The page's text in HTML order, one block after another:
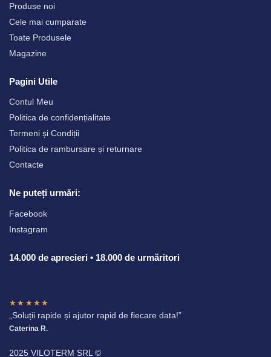
Produse noi
Cele mai cumparate
Toate Produsele
Magazine
Pagini Utile
Contul Meu
Politica de confidențialitate
Termeni și Condiții
Politica de rambursare și returnare
Contacte
Ne puteți urmări:
Facebook
Instagram
14.000 de aprecieri • 18.000 de urmăritori
★★★★★
„Soluții rapide și ajutor rapid de fiecare data!”
Caterina R.
2025 VILOTERM SRL ©